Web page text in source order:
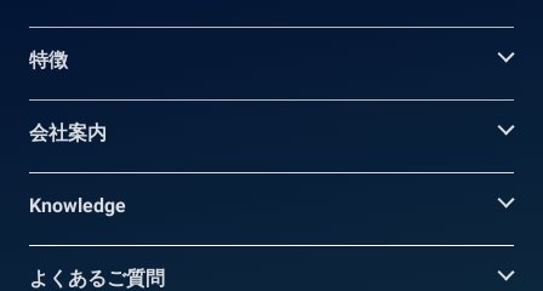
特徴
会社案内
Knowledge
よくあるご質問